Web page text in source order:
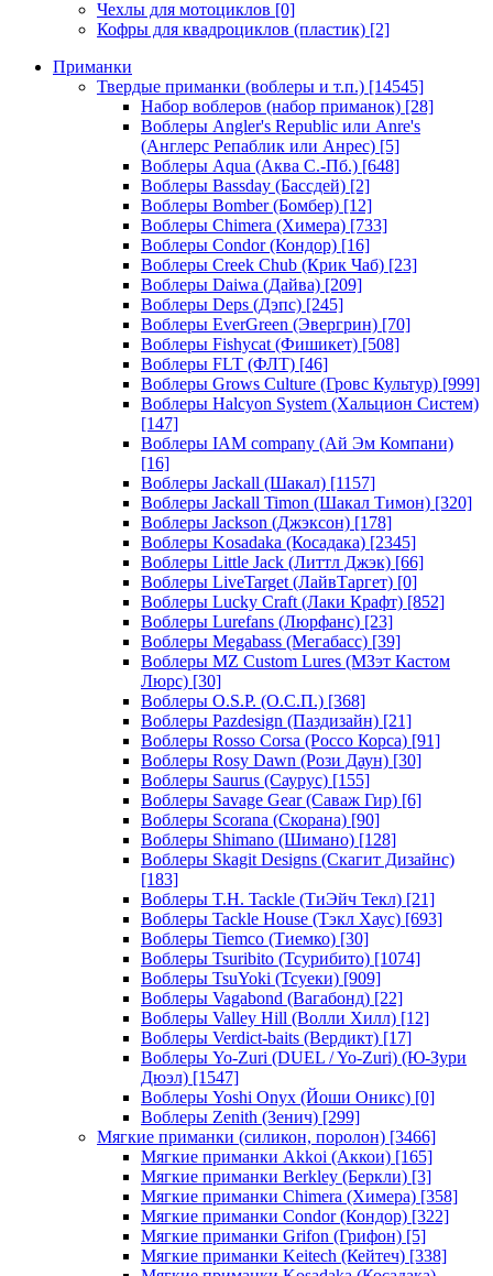
Чехлы для мотоциклов [0]
Кофры для квадроциклов (пластик) [2]
Приманки
Твердые приманки (воблеры и т.п.) [14545]
Набор воблеров (набор приманок) [28]
Воблеры Angler's Republic или Anre's
(Англерс Репаблик или Анрес) [5]
Воблеры Aqua (Аква С.-Пб.) [648]
Воблеры Bassday (Бассдей) [2]
Воблеры Bomber (Бомбер) [12]
Воблеры Chimera (Химера) [733]
Воблеры Condor (Кондор) [16]
Воблеры Creek Chub (Крик Чаб) [23]
Воблеры Daiwa (Дайва) [209]
Воблеры Deps (Дэпс) [245]
Воблеры EverGreen (Эвергрин) [70]
Воблеры Fishycat (Фишикет) [508]
Воблеры FLT (ФЛТ) [46]
Воблеры Grows Culture (Гровс Культур) [999]
Воблеры Halcyon System (Хальцион Систем)
[147]
Воблеры IAM company (Ай Эм Компани)
[16]
Воблеры Jackall (Шакал) [1157]
Воблеры Jackall Timon (Шакал Тимон) [320]
Воблеры Jackson (Джэксон) [178]
Воблеры Kosadaka (Косадака) [2345]
Воблеры Little Jack (Литтл Джэк) [66]
Воблеры LiveTarget (ЛайвТаргет) [0]
Воблеры Lucky Craft (Лаки Крафт) [852]
Воблеры Lurefans (Люрфанс) [23]
Воблеры Megabass (Мегабасс) [39]
Воблеры MZ Custom Lures (МЗэт Кастом
Люрс) [30]
Воблеры O.S.P. (О.С.П.) [368]
Воблеры Pazdesign (Паздизайн) [21]
Воблеры Rosso Corsa (Россо Корса) [91]
Воблеры Rosy Dawn (Рози Даун) [30]
Воблеры Saurus (Саурус) [155]
Воблеры Savage Gear (Саваж Гир) [6]
Воблеры Scorana (Скорана) [90]
Воблеры Shimano (Шимано) [128]
Воблеры Skagit Designs (Скагит Дизайнс)
[183]
Воблеры T.H. Tackle (ТиЭйч Текл) [21]
Воблеры Tackle House (Тэкл Хаус) [693]
Воблеры Tiemco (Тиемко) [30]
Воблеры Tsuribito (Тсурибито) [1074]
Воблеры TsuYoki (Тсуеки) [909]
Воблеры Vagabond (Вагабонд) [22]
Воблеры Valley Hill (Волли Хилл) [12]
Воблеры Verdict-baits (Вердикт) [17]
Воблеры Yo-Zuri (DUEL / Yo-Zuri) (Ю-Зури
Дюэл) [1547]
Воблеры Yoshi Onyx (Йоши Оникс) [0]
Воблеры Zenith (Зенич) [299]
Мягкие приманки (силикон, поролон) [3466]
Мягкие приманки Akkoi (Аккои) [165]
Мягкие приманки Berkley (Беркли) [3]
Мягкие приманки Chimera (Химера) [358]
Мягкие приманки Condor (Кондор) [322]
Мягкие приманки Grifon (Грифон) [5]
Мягкие приманки Keitech (Кейтеч) [338]